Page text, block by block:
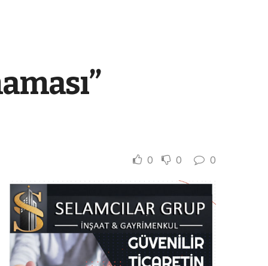
0 0 0